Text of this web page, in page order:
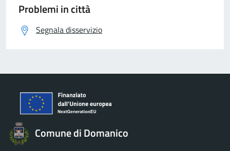
Problemi in città
Segnala disservizio
Comune di Domanico